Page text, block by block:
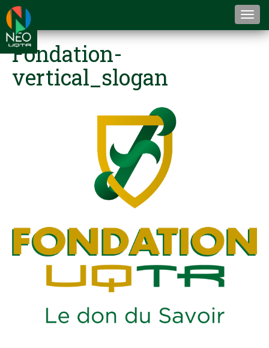
Fondation-
vertical_slogan